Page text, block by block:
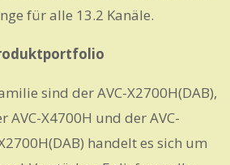
für alle 13.2 Kanäle.
sind der AVC-X2700H(DAB),
AVC-X4700H und der AVC-
handelt es sich um